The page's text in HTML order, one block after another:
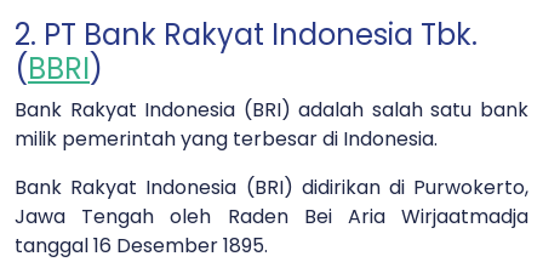
2. PT Bank Rakyat Indonesia Tbk.
(BBRI)
Bank Rakyat Indonesia (BRI) adalah salah satu bank
milik pemerintah yang terbesar di Indonesia.
Bank Rakyat Indonesia (BRI) didirikan di Purwokerto,
Jawa Tengah oleh Raden Bei Aria Wirjaatmadja
tanggal 16 Desember 1895.